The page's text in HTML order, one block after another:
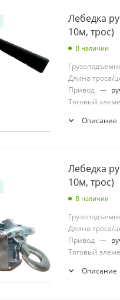
Лебедка
10м, трос)
В наличии
Длина троса/
Привод —
Тяговый
Описание
Лебедка
10м, трос)
В наличии
Длина троса/
Привод —
Тяговый
Описание